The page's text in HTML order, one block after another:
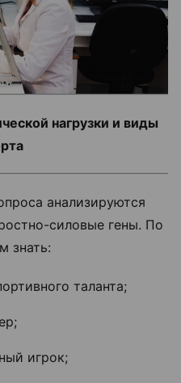
нагрузки и виды
анализируются
силовые гены. По
знать:
таланта;
игрок;